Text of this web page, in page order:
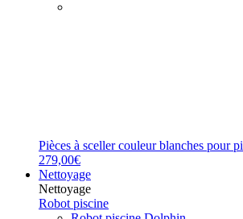
Pièces à sceller couleur blanches pour
279,00€
Nettoyage
Nettoyage
Robot piscine